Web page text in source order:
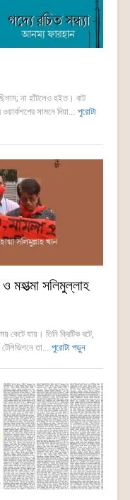
না হাঁটলেও হইত। বাট
সামনে দিয়া... পুরোটা
মহাত্মা সলিমুল্লাহ
কেটে যায়। তিনি ক্রিটিক বটে,
তা... পুরোটা পড়ুন